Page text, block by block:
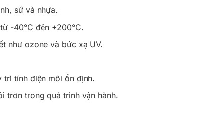
sứ và nhựa.
-40°C đến +200°C.
như ozone và bức xạ UV.
tính điện môi ổn định.
trơn trong quá trình vận hành.